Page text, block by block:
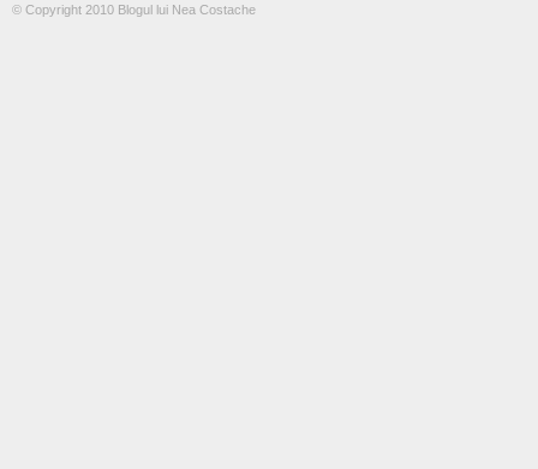
© Copyright 2010 Blogul lui Nea Costache